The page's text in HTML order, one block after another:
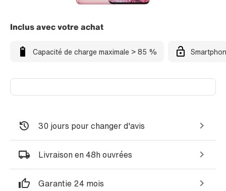
Inclus avec votre achat
Capacité de charge maximale > 85 %
30 jours pour changer d'avis
Livraison en 48h ouvrées
Garantie 24 mois